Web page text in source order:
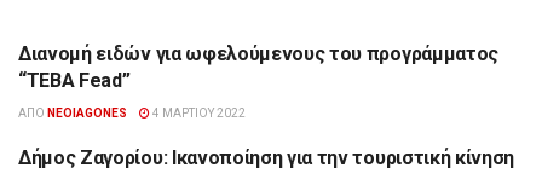
ΉΠΕΙΡΟΣ
Διανομή ειδών για ωφελούμενους του προγράμματος
“ΤΕΒΑ Fead”
ΑΠΌ NEOIAGONES 4 ΜΑΡΤΊΟΥ 2022
ΉΠΕΙΡΟΣ
Δήμος Ζαγορίου: Ικανοποίηση για την τουριστική κίνηση